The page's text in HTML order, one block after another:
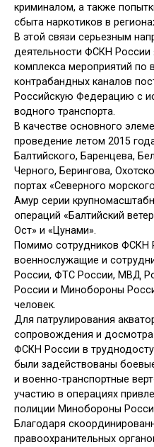
криминалом, а также
сбыта наркотиков в
В этой связи серьезным
деятельности ФСКН России
комплекса мероприятий по
контрабандных каналов
Российскую Федерацию с
водного транспорта.
В качестве основного
проведение летом 2015
Балтийского, Баренцева,
Черного, Берингова,
портах «Северного
Амур серии
операций «Балтийский
Ост» и «Цунами».
Помимо сотрудников ФСКН
военнослужащие и
России, ФТС России, МВД
России и Минобороны
человек.
Для патрулирования
сопровождения и
ФСКН России в
были задействованы
и военно-транспортные
участию в операциях
полиции Минобороны
Благодаря
правоохранительных